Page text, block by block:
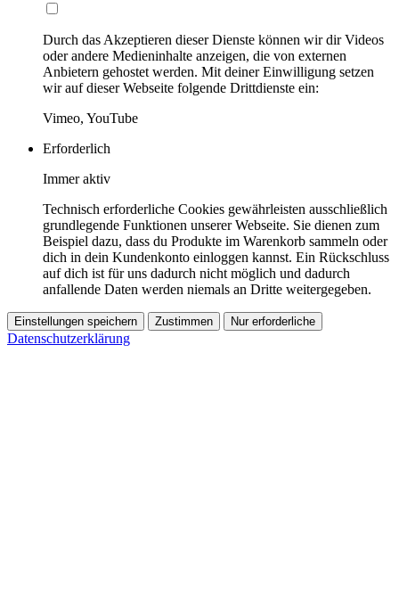
Durch das Akzeptieren dieser Dienste können wir dir Videos
oder andere Medieninhalte anzeigen, die von externen
Anbietern gehostet werden. Mit deiner Einwilligung setzen
wir auf dieser Webseite folgende Drittdienste ein:
Vimeo, YouTube
Erforderlich
Immer aktiv
Technisch erforderliche Cookies gewährleisten ausschließlich
grundlegende Funktionen unserer Webseite. Sie dienen zum
Beispiel dazu, dass du Produkte im Warenkorb sammeln oder
dich in dein Kundenkonto einloggen kannst. Ein Rückschluss
auf dich ist für uns dadurch nicht möglich und dadurch
anfallende Daten werden niemals an Dritte weitergegeben.
Einstellungen speichern Zustimmen Nur erforderliche
Datenschutzerklärung